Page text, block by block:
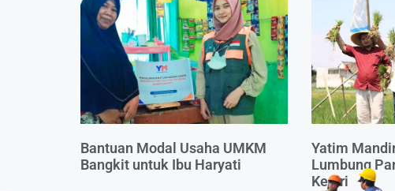
Bantuan Modal Usaha UMKM
Bangkit untuk Ibu Haryati
Yatim
Lumbung
Kediri